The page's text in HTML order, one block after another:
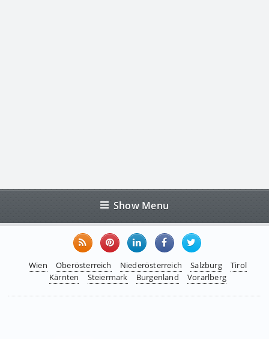
Show Menu
Wien Oberösterreich Niederösterreich Salzburg
Tirol
Kärnten
Steiermark Burgenland Vorarlberg